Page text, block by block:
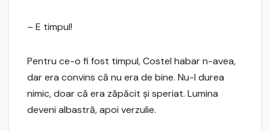
– E timpul!
Pentru ce-o fi fost timpul, Costel habar n-avea,
dar era convins că nu era de bine. Nu-l durea
nimic, doar că era zăpăcit şi speriat. Lumina
deveni albastră, apoi verzulie.